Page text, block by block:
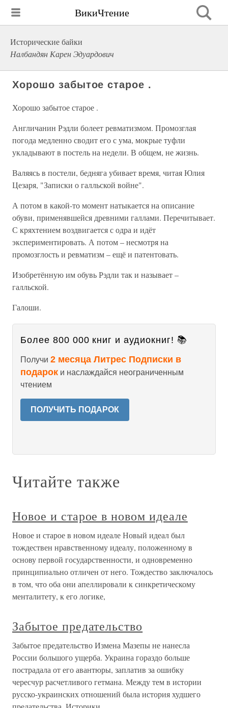
ВикиЧтение
Исторические байки
Налбандян Карен Эдуардович
Хорошо забытое старое .
Хорошо забытое старое .
Англичанин Рэдли болеет ревматизмом. Промозглая
погода медленно сводит его с ума, мокрые туфли
укладывают в постель на недели. В общем, не жизнь.
Валяясь в постели, бедняга убивает время, читая Юлия
Цезаря, "Записки о галльской войне".
А потом в какой-то момент натыкается на описание
обуви, применявшейся древними галлами. Перечитывает.
С кряхтением воздвигается с одра и идёт
экспериментировать. А потом – несмотря на
промозглость и ревматизм – ещё и патентовать.
Изобретённую им обувь Рэдли так и называет –
галльской.
Галоши.
Более 800 000 книг и аудиокниг! 📚
Получи 2 месяца Литрес Подписки в
подарок и наслаждайся неограниченным
чтением
ПОЛУЧИТЬ ПОДАРОК
Читайте также
Новое и старое в новом идеале
Новое и старое в новом идеале Новый идеал был
тождествен нравственному идеалу, положенному в
основу первой государственности, и одновременно
принципиально отличен от него. Тождество заключалось
в том, что оба они апеллировали к синкретическому
менталитету, к его логике,
Забытое предательство
Забытое предательство Измена Мазепы не нанесла
России большого ущерба. Украина гораздо больше
пострадала от его авантюры, заплатив за ошибку
чересчур расчетливого гетмана. Между тем в истории
русско-украинских отношений была история худшего